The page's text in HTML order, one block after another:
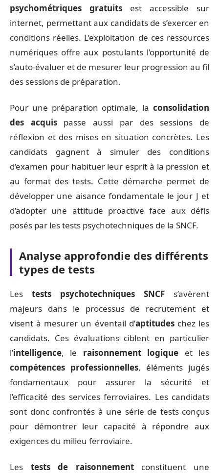
psychométriques gratuits est accessible sur
internet, permettant aux candidats de s’exercer en
conditions réelles. L’exploitation de ces ressources
numériques offre aux postulants l’opportunité de
s’auto-évaluer et de mesurer leur progression au fil
des sessions de préparation.
Pour une préparation optimale, la consolidation
des acquispasse aussi par des sessions de
réflexion et des mises en situation concrètes. Les
candidats gagnent à simuler des conditions
d’examen pour habituer leur esprit à la pression et
au format des tests. Cette démarche permet de
développer une aisance fondamentale le jour J et
d’adopter une attitude proactive face aux défis
posés par les tests psychotechniques de la SNCF.
Analyse approfondie des différents
types de tests
Les tests psychotechniques SNCF s’avèrent
majeurs dans le processus de recrutement et
visent à mesurer un éventail d’aptitudeschez les
candidats. Ces évaluations ciblent en particulier
l’intelligence, le raisonnement logique et les
compétences professionnelles, éléments jugés
fondamentaux pour assurer la sécurité et
l’efficacité des services ferroviaires. Les candidats
sont donc confrontés à une série de tests conçus
pour démontrer leur capacité à répondre aux
exigences du milieu ferroviaire.
Les tests de raisonnementconstituent une